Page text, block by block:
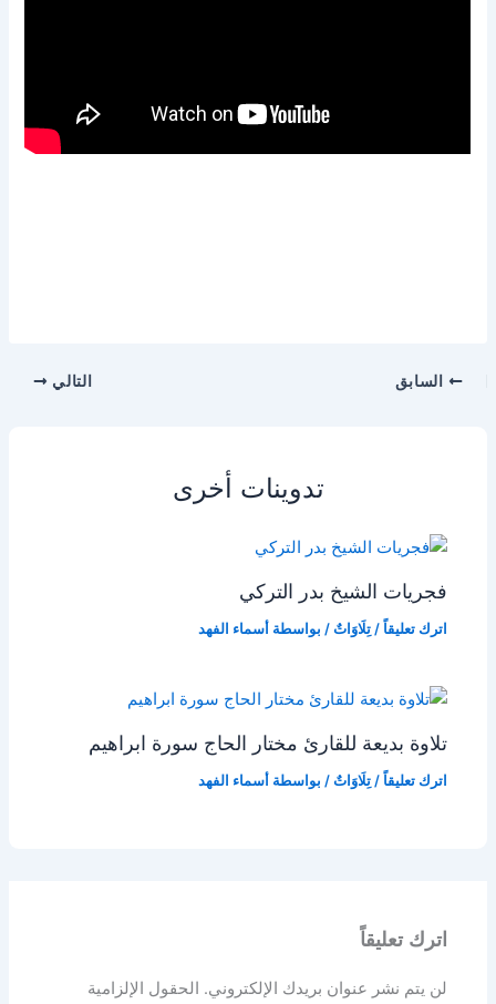
السابق التالي
تدوينات أخرى
فجريات الشيخ بدر التركي
اترك تعليقاً /تِلَاوَاتٌ / بواسطة أسماء الفهد
تلاوة بديعة للقارئ مختار الحاج سورة ابراهيم
اترك تعليقاً /تِلَاوَاتٌ / بواسطة أسماء الفهد
اترك تعليقاً
لن يتم نشر عنوان بريدك الإلكتروني. الحقول الإلزامية